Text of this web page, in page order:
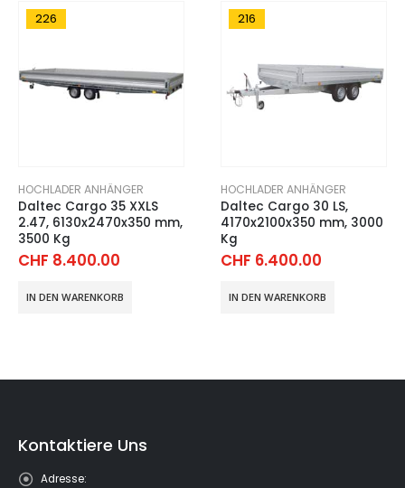
226
HOCHLADER ANHÄNGER
Daltec Cargo 35 XXLS
2.47, 6130x2470x350 mm,
3500 Kg
CHF 8.400.00
IN DEN WARENKORB
216
HOCHLADER ANHÄNGER
Daltec Cargo 30 LS,
4170x2100x350 mm, 3000
Kg
CHF 6.400.00
IN DEN WARENKORB
Kontaktiere Uns
Adresse: